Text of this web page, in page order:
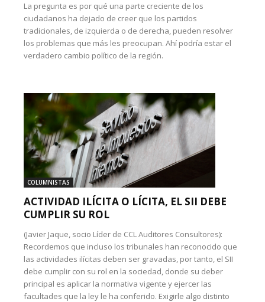
La pregunta es por qué una parte creciente de los
ciudadanos ha dejado de creer que los partidos
tradicionales, de izquierda o de derecha, pueden resolver
los problemas que más les preocupan. Ahí podría estar el
verdadero cambio político de la región.
COLUMNISTAS
ACTIVIDAD ILÍCITA O LÍCITA, EL SII DEBE
CUMPLIR SU ROL
(Javier Jaque, socio Líder de CCL Auditores Consultores):
Recordemos que incluso los tribunales han reconocido que
las actividades ilícitas deben ser gravadas, por tanto, el SII
debe cumplir con su rol en la sociedad, donde su deber
principal es aplicar la normativa vigente y ejercer las
facultades que la ley le ha conferido. Exigirle algo distinto